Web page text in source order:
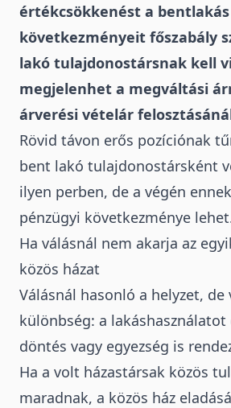
értékcsökkenést a
következményeit főszabály
lakó tulajdonostársnak kell
megjelenhet a megváltási
árverési vételár
Rövid távon erős pozíciónak
bent lakó tulajdonostársként
ilyen perben, de a végén
pénzügyi következménye
Ha válásnál nem akarja az
közös házat
Válásnál hasonló a helyzet, de
különbség: a lakáshasználatot
döntés vagy egyezség is
Ha a volt házastársak közös
maradnak, a közös ház